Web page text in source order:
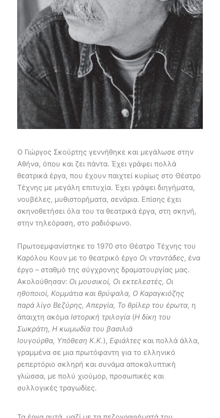
Ο Γιώργος Σκούρτης γεννήθηκε και μεγάλωσε στην
Αθήνα, όπου και ζει πάντα. Έχει γράψει πολλά
θεατρικά έργα, που έχουν παιχτεί κυρίως στο Θέατρο
Τέχνης με μεγάλη επιτυχία. Έχει γράψει διηγήματα,
νουβέλες, μυθιστορήματα, σενάρια. Επίσης έχει
σκηνοθετήσει όλα του τα θεατρικά έργα, στη σκηνή,
στην τηλεόραση, στο ραδιόφωνο.
Πρωτοεμφανίστηκε το 1970 στο Θέατρο Τέχνης του
Καρόλου Κουν με το θεατρικό έργο Οι νταντάδες, ένα
έργο – σταθμό της σύγχρονης δραματουργίας μας.
Ακολούθησαν: Οι μουσικοί, Οι εκτελεστές, Οι
ηθοποιοί, Κομμάτια και θρύψαλα, Ο Καραγκιόζης
παρά λίγο Βεζύρης, Απεργία, Το θρίλερ του έρωτα, η
άπαιχτη ακόμα Ιστορική τριλογία (Η δίκη του
Σωκράτη, Η κωμωδία του βασιλιά
Ιουγούρθα, Υπόθεση Κ.Κ.), Εφιάλτες και πολλά άλλα,
γραμμένα σε μια πρωτόφαντη για το ελληνικό
ρεπερτόριο σκληρή και συνάμα αποκαλυπτική
γλώσσα, με πολύ χιούμορ, προσωπικές και
συλλογικές τραγωδίες.